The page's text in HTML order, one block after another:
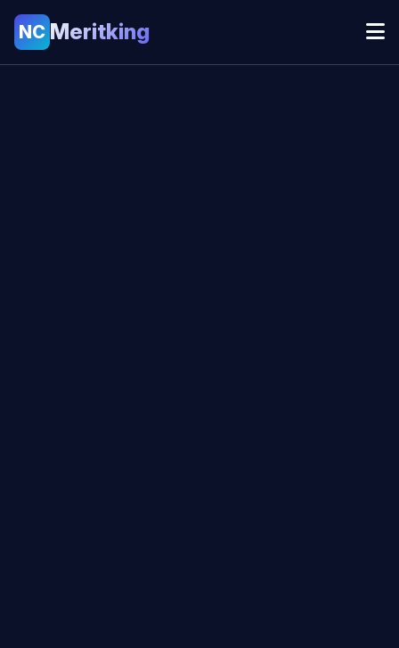
NC Meritking